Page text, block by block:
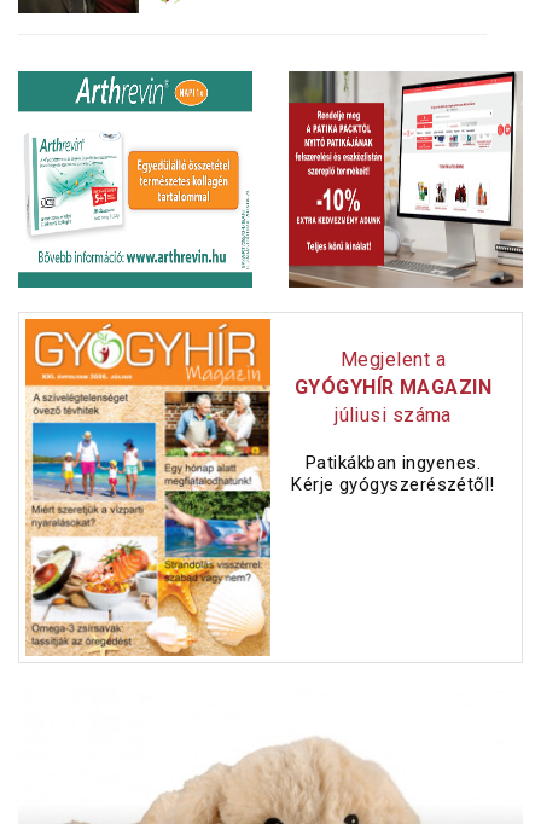
Megjelent a
GYÓGYHÍR MAGAZIN
júliusi száma
Patikákban ingyenes.
Kérje gyógyszerészétől!